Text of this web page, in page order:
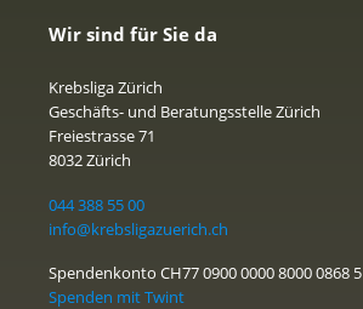
Wir sind für Sie da
Krebsliga Zürich
Geschäfts- und Beratungsstelle Zürich
Freiestrasse 71
8032 Zürich
044 388 55 00
info@krebsligazuerich.ch
Spendenkonto CH77 0900 0000 8000 0868 5
Spenden mit Twint